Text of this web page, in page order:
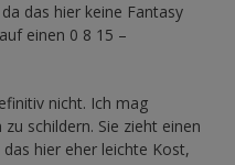
das hier keine Fantasy
einen 0 8 15 –
nicht. Ich mag
schildern. Sie zieht einen
hier eher leichte Kost,